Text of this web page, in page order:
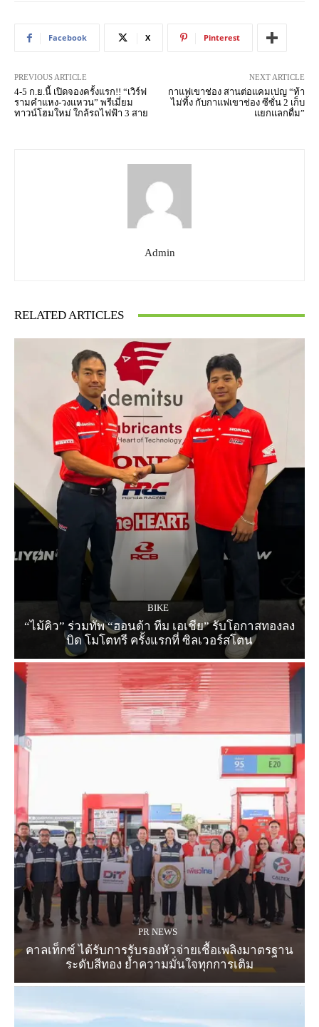
Facebook X Pinterest
PREVIOUS ARTICLE
4-5 ก.ย.นี้ เปิดจองครั้งแรก!! “เวิร์ฟ
รามคำแหง-วงแหวน” พรีเมี่ยม
ทาวน์โฮมใหม่ ใกล้รถไฟฟ้า 3 สาย
NEXT ARTICLE
กาแฟเขาช่อง สานต่อแคมเปญ “ท้า
ไม่ทิ้ง กับกาแฟเขาช่อง ซีซั่น 2 เก็บ
แยกแลกดื่ม”
Admin
RELATED ARTICLES
BIKE
“ไม้คิว” ร่วมทัพ “ฮอนด้า ทีม เอเชีย” รับโอกาสทองลง
บิด โมโตทรี ครั้งแรกที่ ซิลเวอร์สโตน
PR NEWS
คาลเท็กซ์ ได้รับการรับรองหัวจ่ายเชื้อเพลิงมาตรฐาน
ระดับสีทอง ย้ำความมั่นใจทุกการเติม